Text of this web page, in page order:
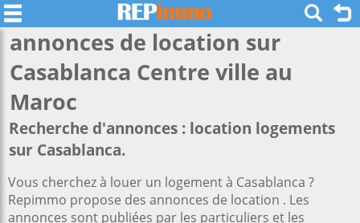
annonces de location sur
Casablanca Centre ville au
Maroc
Recherche d'annonces : location logements
sur Casablanca.
Vous cherchez à louer un logement à Casablanca ?
Repimmo propose des annonces de location . Les
annonces sont publiées par les particuliers et les